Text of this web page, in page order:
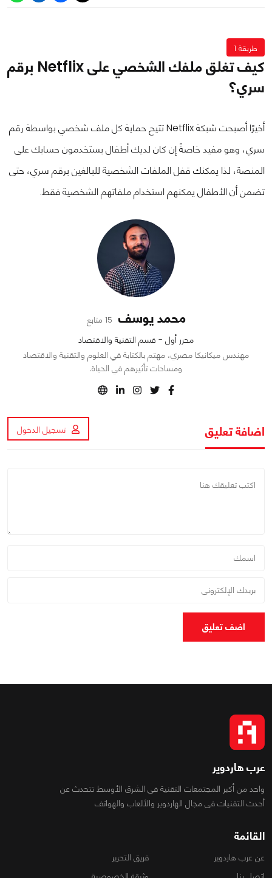
طريقة 1
كيف تغلق ملفك الشخصي على Netflix برقم
سري؟
أخيرًا أصبحت شبكة Netflix تتيح حماية كل ملف شخصي بواسطة رقم
سري، وهو مفيد خاصةً إن كان لديك أطفال يستخدمون حسابك على
المنصة، لذا يمكنك قفل الملفات الشخصية للبالغين برقم سري، حتى
تضمن أن الأطفال يمكنهم استخدام ملفاتهم الشخصية فقط.
محمد يوسف 15 متابع
محرر أول - قسم التقنية والاقتصاد
مهندس ميكانيكا مصري، مهتم بالكتابة في العلوم والتقنية والاقتصاد
ومساحات تأثيرهم في الحياة.
اضافة تعليق تسجيل الدخول
اضف تعليق
عرب هاردوير
واحد من أكبر المجتمعات التقنية فى الشرق الأوسط تتحدث عن
أحدث التقنيات فى مجال الهاردوير والألعاب والهواتف
القائمة
عن عرب هاردوير
فريق التحرير